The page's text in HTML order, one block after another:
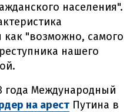
населения".
как "возможно, самого
нашего
года Международный
на арест Путина в